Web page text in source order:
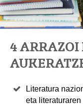
4 ARRAZOI
Literatura
eta